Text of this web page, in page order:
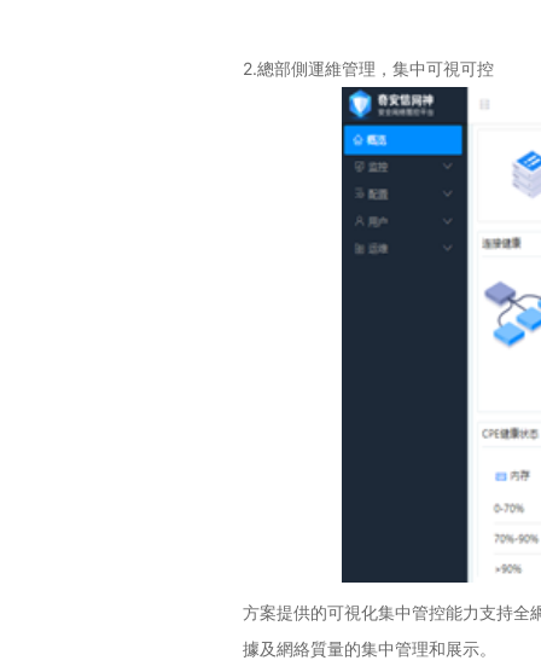
2.總部側運維管理，集中可視可控
方案提供的可視化集中管控能力支持全
據及網絡質量的集中管理和展示。